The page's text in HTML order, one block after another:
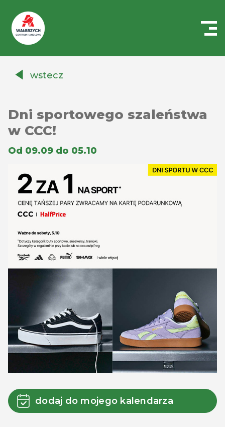
Auchanwstecz
Dni sportowego szaleństwa
w CCC!
Od 09.09 do 05.10
dodaj do mojego kalendarza